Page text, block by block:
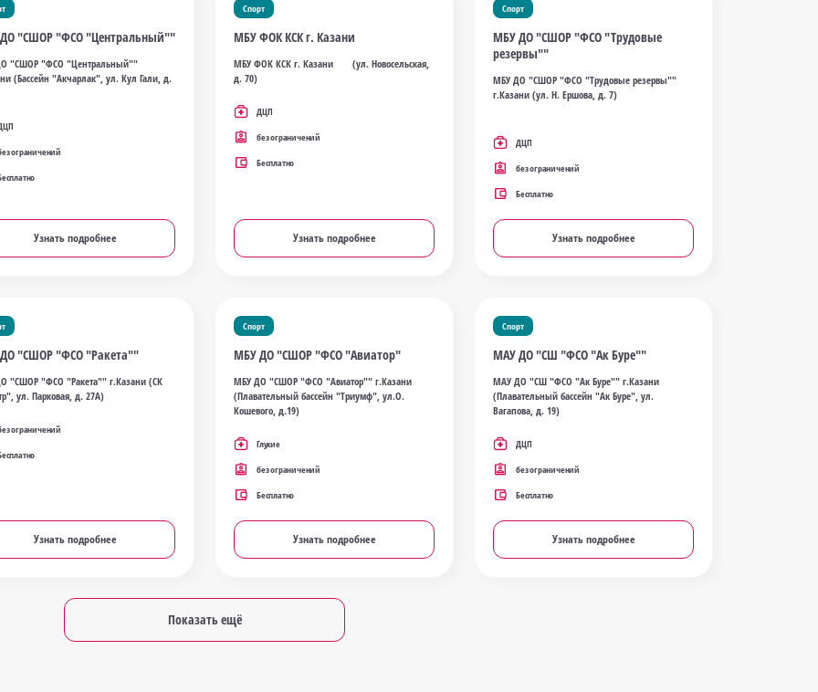
"СШОР "ФСО "Центральный""
"СШОР "ФСО "Центральный""
(Бассейн "Акчарлак", ул. Кул Гали, д.
ограничений
Узнать подробнее
Спорт
МБУ ФОК КСК г. Казани
МБУ ФОК КСК г. Казани (ул. Новосельская,
д. 70)
ДЦП
без ограничений
Бесплатно
Узнать подробнее
Спорт
МБУ ДО "СШОР "ФСО "Трудовые
резервы""
МБУ ДО "СШОР "ФСО "Трудовые резервы""
г.Казани (ул. Н. Ершова, д. 7)
ДЦП
без ограничений
Бесплатно
Узнать подробнее
"СШОР "ФСО "Ракета""
"СШОР "ФСО "Ракета"" г.Казани (СК
ул. Парковая, д. 27А)
ограничений
Узнать подробнее
Спорт
МБУ ДО "СШОР "ФСО "Авиатор"
МБУ ДО "СШОР "ФСО "Авиатор"" г.Казани
(Плавательный бассейн "Триумф", ул.О.
Кошевого, д.19)
Глухие
без ограничений
Бесплатно
Узнать подробнее
Спорт
МАУ ДО "СШ "ФСО "Ак Буре""
МАУ ДО "СШ "ФСО "Ак Буре"" г.Казани
(Плавательный бассейн "Ак Буре", ул.
Вагапова, д. 19)
ДЦП
без ограничений
Бесплатно
Узнать подробнее
Показать ещё